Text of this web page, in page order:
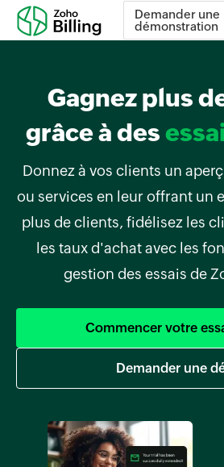
Demander une
démonstration
Gagnez plus
grâce à des
Donnez à vos clients un
ou services en leur offrant un
plus de clients, fidélisez les
les taux d'achat avec les
gestion des essais de
Commencer votre
Demander une